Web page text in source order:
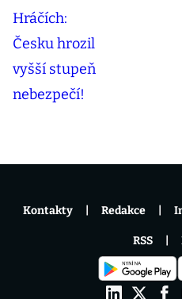
Kontakty Redakce
RSS